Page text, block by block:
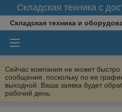
Складская техника с
Складская техника и
Сейчас компания не может быстро
сообщения, поскольку по ее
выходной. Ваша заявка будет
рабочий день.